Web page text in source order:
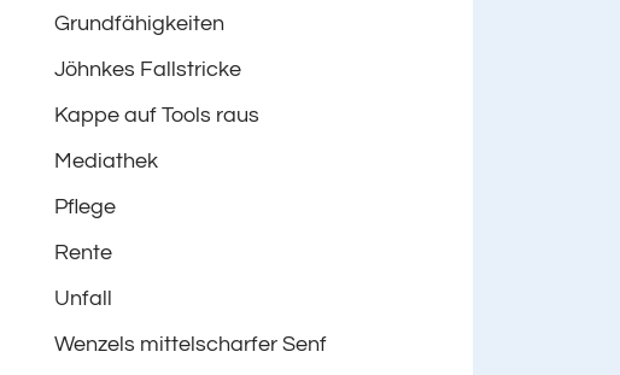
Grundfähigkeiten
Jöhnkes Fallstricke
Kappe auf Tools raus
Mediathek
Pflege
Rente
Unfall
Wenzels mittelscharfer Senf